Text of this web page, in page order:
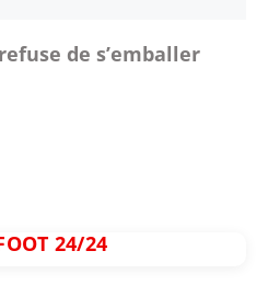
de s’emballer
24/24